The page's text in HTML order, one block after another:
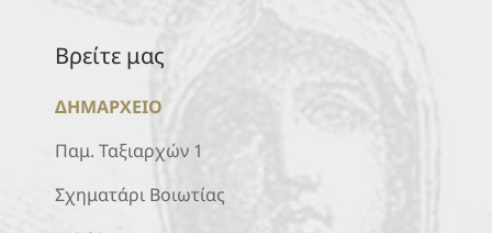
Βρείτε μας
ΔΗΜΑΡΧΕΙΟ
Παμ. Ταξιαρχών 1
Σχηματάρι Βοιωτίας